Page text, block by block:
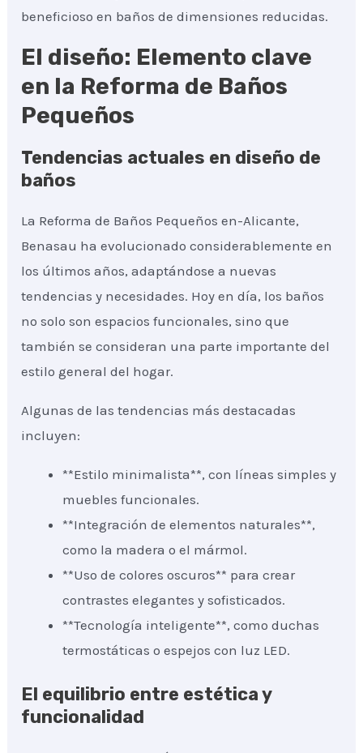
beneficioso en baños de dimensiones reducidas.
El diseño: Elemento clave
en la Reforma de Baños
Pequeños
Tendencias actuales en diseño de
baños
La Reforma de Baños Pequeños en-Alicante,
Benasau ha evolucionado considerablemente en
los últimos años, adaptándose a nuevas
tendencias y necesidades. Hoy en día, los baños
no solo son espacios funcionales, sino que
también se consideran una parte importante del
estilo general del hogar.
Algunas de las tendencias más destacadas
incluyen:
**Estilo minimalista**, con líneas simples y
muebles funcionales.
**Integración de elementos naturales**,
como la madera o el mármol.
**Uso de colores oscuros** para crear
contrastes elegantes y sofisticados.
**Tecnología inteligente**, como duchas
termostáticas o espejos con luz LED.
El equilibrio entre estética y
funcionalidad